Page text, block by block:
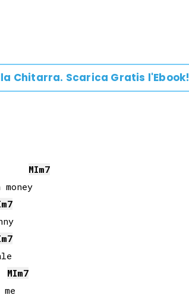
Chitarra. Scarica Gratis l'Ebook!
MIm7
m7
m7
MIm7